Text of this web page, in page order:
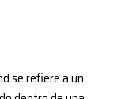
se refiere a un